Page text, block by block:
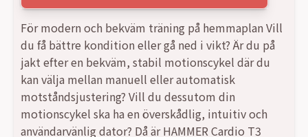
priset
var:
4899,00 kr.
priset
är:
4059,00 kr.
För modern och bekväm träning på hemmaplan Vill
du få bättre kondition eller gå ned i vikt? Är du på
jakt efter en bekväm, stabil motionscykel där du
kan välja mellan manuell eller automatisk
motståndsjustering? Vill du dessutom din
motionscykel ska ha en överskådlig, intuitiv och
användarvänlig dator? Då är HAMMER Cardio T3